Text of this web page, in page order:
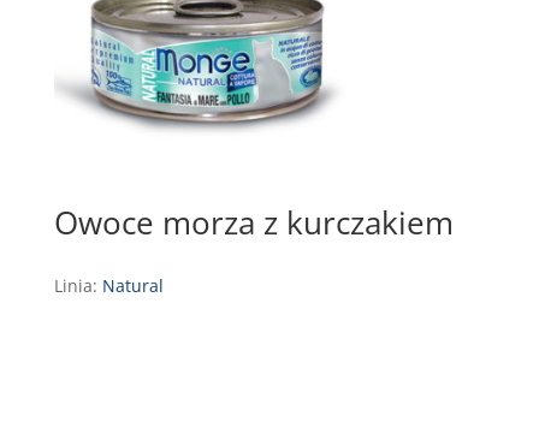
Owoce morza z kurczakiem
Linia: Natural